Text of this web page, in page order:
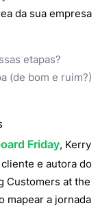
da sua empresa
etapas?
(de bom e ruim?)
Friday, Kerry
e autora do
Customers at the
mapear a jornada